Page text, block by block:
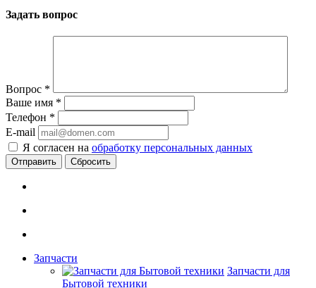
Задать вопрос
Вопрос *
Ваше имя *
Телефон *
E-mail
Я согласен на обработку персональных данных
Сбросить
Запчасти
Запчасти для
Бытовой техники